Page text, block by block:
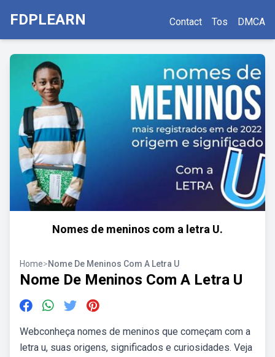
FDPLEARN Contact Tos DMCA
Nomes de meninos com a letra U.
Home>Nome De Meninos Com A Letra U
Nome De Meninos Com A Letra U
Webconheça nomes de meninos que começam com a
letra u, suas origens, significados e curiosidades. Veja